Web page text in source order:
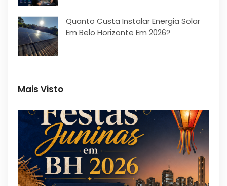
Quanto Custa Instalar Energia Solar
Em Belo Horizonte Em 2026?
Mais Visto